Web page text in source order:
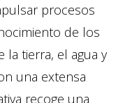
procesos
de los
la tierra, el agua y
una extensa
recoge una